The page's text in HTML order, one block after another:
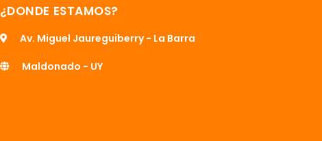
¿DONDE ESTAMOS?
Av. Miguel Jaureguiberry - La Barra
Maldonado - UY